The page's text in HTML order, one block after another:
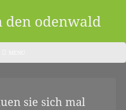
odenwald
sie sich mal